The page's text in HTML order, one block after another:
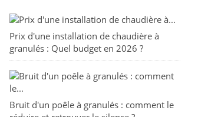
Prix d'une installation de chaudière à
granulés : Quel budget en 2026 ?
Bruit d'un poêle à granulés : comment le